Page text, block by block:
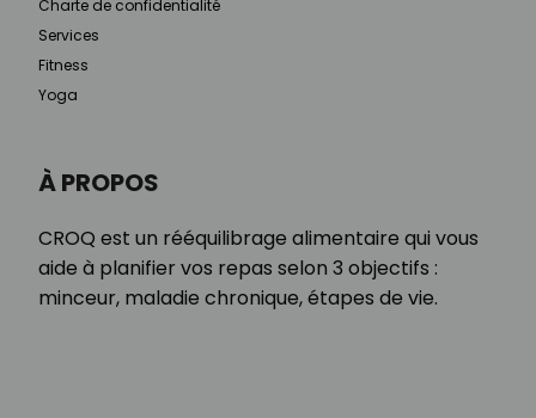
À PROPOS
CROQ est un rééquilibrage alimentaire qui vous
aide à planifier vos repas selon 3 objectifs :
minceur, maladie chronique, étapes de vie.
Charte de confidentialité
Services
Fitness
Yoga